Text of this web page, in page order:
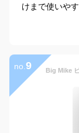
けまで使いやす
no. 9